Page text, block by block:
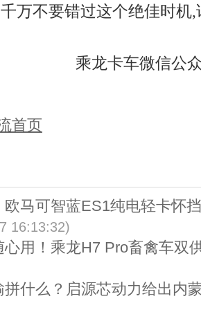
万不要错过这个绝佳时机
乘龙卡车微信公
首页
马可智蓝ES1纯电轻卡怀
16:13:32)
用！乘龙H7 Pro畜禽车双
什么？启源芯动力给出内